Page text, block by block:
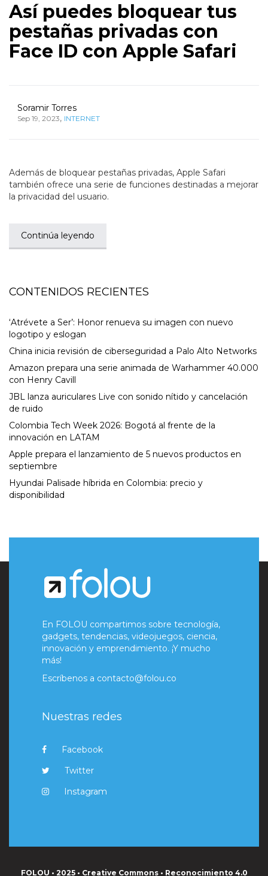
Así puedes bloquear tus
pestañas privadas con
Face ID con Apple Safari
Soramir Torres
Sep 19, 2023, INTERNET
Además de bloquear pestañas privadas, Apple Safari
también ofrece una serie de funciones destinadas a mejorar
la privacidad del usuario.
Continúa leyendo
CONTENIDOS RECIENTES
‘Atrévete a Ser’: Honor renueva su imagen con nuevo
logotipo y eslogan
China inicia revisión de ciberseguridad a Palo Alto Networks
Amazon prepara una serie animada de Warhammer 40.000
con Henry Cavill
JBL lanza auriculares Live con sonido nítido y cancelación
de ruido
Colombia Tech Week 2026: Bogotá al frente de la
innovación en LATAM
Apple prepara el lanzamiento de 5 nuevos productos en
septiembre
Hyundai Palisade híbrida en Colombia: precio y
disponibilidad
En FOLOU compartimos sobre tecnología,
gadgets, tendencias, videojuegos, ciencia,
innovación y emprendimiento. ¡Y mucho
más!
Escríbenos a contacto@folou.co
Nuestras redes
Facebook
Twitter
Instagram
FOLOU • 2025 • Creative Commons • Reconocimiento 4.0